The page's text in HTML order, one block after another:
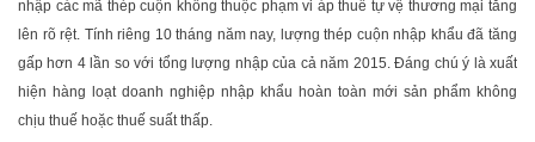
nhập các mã thép cuộn không thuộc phạm vi áp thuế tự vệ thương mại tăng
lên rõ rệt. Tính riêng 10 tháng năm nay, lượng thép cuộn nhập khẩu đã tăng
gấp hơn 4 lần so với tổng lượng nhập của cả năm 2015. Đáng chú ý là xuất
hiện hàng loạt doanh nghiệp nhập khẩu hoàn toàn mới sản phẩm không
chịu thuế hoặc thuế suất thấp.